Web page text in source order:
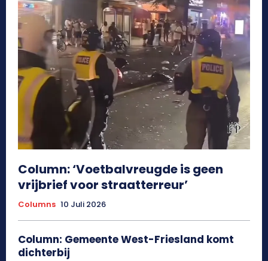
Column: ‘Voetbalvreugde is geen
vrijbrief voor straatterreur’
Columns 10 Juli 2026
Column: Gemeente West-Friesland komt
dichterbij